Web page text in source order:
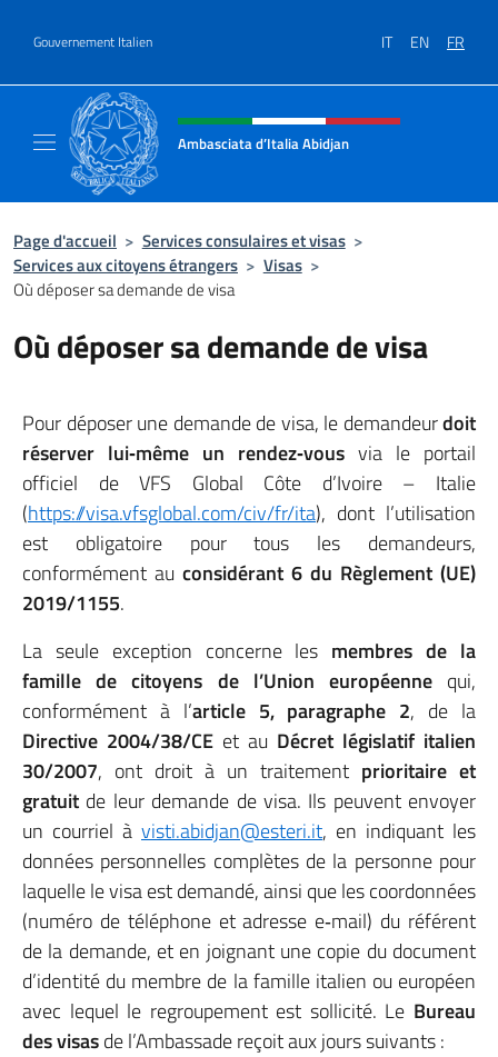
Gouvernement Italien IT EN FR
Site Web, social et en-tête de
Ambasciata d’Italia Abidjan
Page d'accueil > Services consulaires et visas >
Services aux citoyens étrangers > Visas >
Où déposer sa demande de visa
Où déposer sa demande de visa
Pour déposer une demande de visa, le demandeurdoit
réserver lui‑même un rendez‑vous via le portail
officiel de VFS Global Côte d’Ivoire – Italie
(https://visa.vfsglobal.com/civ/fr/ita), dont l’utilisation
est obligatoire pour tous les demandeurs,
conformément au considérant 6 du Règlement (UE)
2019/1155.
La seule exception concerne les membres de la
famille de citoyens de l’Union européennequi,
conformément à l’article 5, paragraphe 2, de la
Directive 2004/38/CE et au Décret législatif italien
30/2007, ont droit à un traitement prioritaire et
gratuit de leur demande de visa. Ils peuvent envoyer
un courriel à visti.abidjan@esteri.it, en indiquant les
données personnelles complètes de la personne pour
laquelle le visa est demandé, ainsi que les coordonnées
(numéro de téléphone et adresse e‑mail) du référent
de la demande, et en joignant une copie du document
d’identité du membre de la famille italien ou européen
avec lequel le regroupement est sollicité. Le Bureau
des visasde l’Ambassade reçoit aux jours suivants :